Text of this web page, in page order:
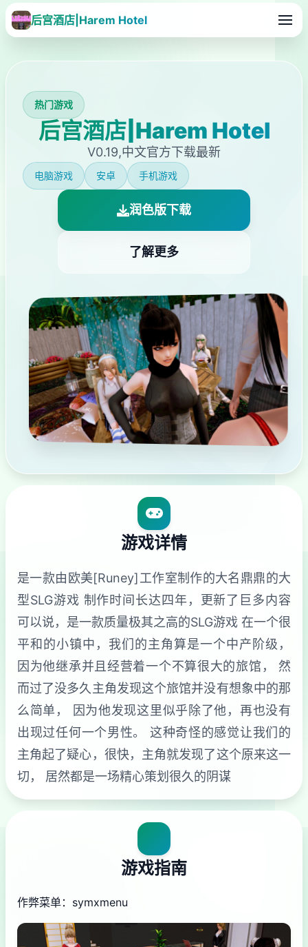
后宫酒店|Harem Hotel
热门游戏
后宫酒店|Harem Hotel
V0.19,中文官方下载最新
电脑游戏 安卓 手机游戏
润色版下载
了解更多
游戏详情
是一款由欧美[Runey]工作室制作的大名鼎鼎的大
型SLG游戏 制作时间长达四年，更新了巨多内容
可以说，是一款质量极其之高的SLG游戏 在一个很
平和的小镇中，我们的主角算是一个中产阶级，
因为他继承并且经营着一个不算很大的旅馆， 然
而过了没多久主角发现这个旅馆并没有想象中的那
么简单， 因为他发现这里似乎除了他，再也没有
出现过任何一个男性。 这种奇怪的感觉让我们的
主角起了疑心，很快，主角就发现了这个原来这一
切， 居然都是一场精心策划很久的阴谋
游戏指南
作弊菜单：symxmenu